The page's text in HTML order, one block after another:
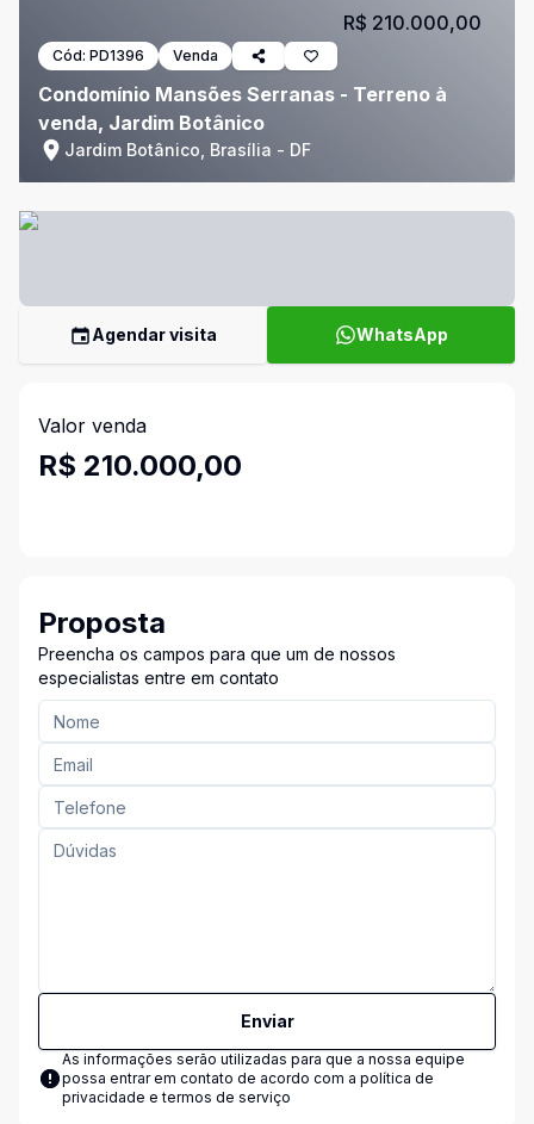
Cód: PD1396 Venda
Condomínio Mansões Serranas - Terreno à
venda, Jardim Botânico
Jardim Botânico, Brasília - DF
R$ 210.000,00
Agendar visita WhatsApp
Valor venda
R$ 210.000,00
Proposta
Preencha os campos para que um de nossos
especialistas entre em contato
Enviar
As informações serão utilizadas para que a nossa equipe
possa entrar em contato de acordo com a política de
privacidade e termos de serviço